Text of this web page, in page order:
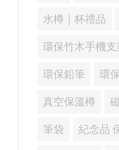
水樽｜杯禮品
環保竹木手機支
環保鉛筆 環
真空保溫樽
筆袋 紀念品